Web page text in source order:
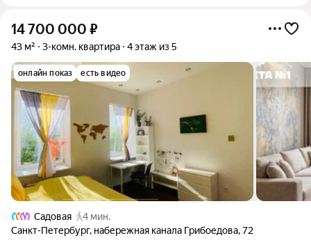
14 700 000 ₽
43 м² 3-комн. квартира 4 этаж из 5
онлайн показ есть видео
Садовая
4 мин.
Санкт-Петербург, набережная канала Грибоедова,72